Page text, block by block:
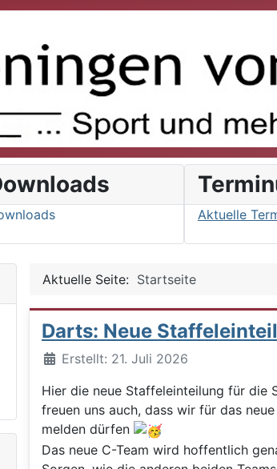
Aktuelle
Aktuelle Seite: Startseite
Darts: Neue
DetailsErstellt: 21. Juli 2026
Hier die neue Staffeleinteilung für die
freuen uns auch, dass wir für das
melden dürfen
Das neue C-Team wird hoffentlich